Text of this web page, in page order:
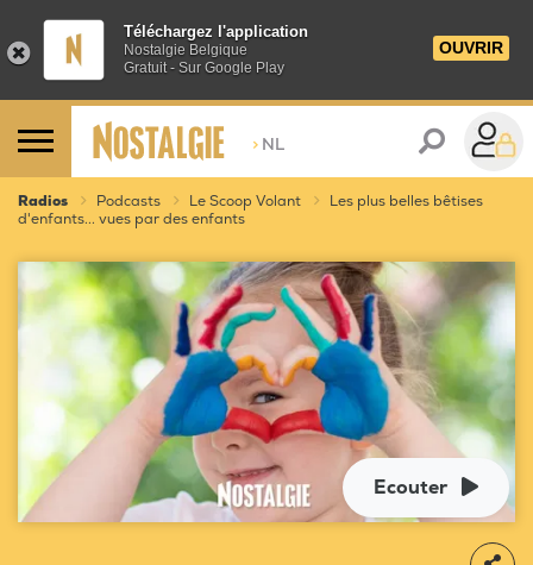
Téléchargez l'application
Nostalgie Belgique
Gratuit - Sur Google Play
OUVRIR
> NL
Radios Podcasts Le Scoop Volant
Les plus belles bêtises
d'enfants... vues par des enfants
Ecouter